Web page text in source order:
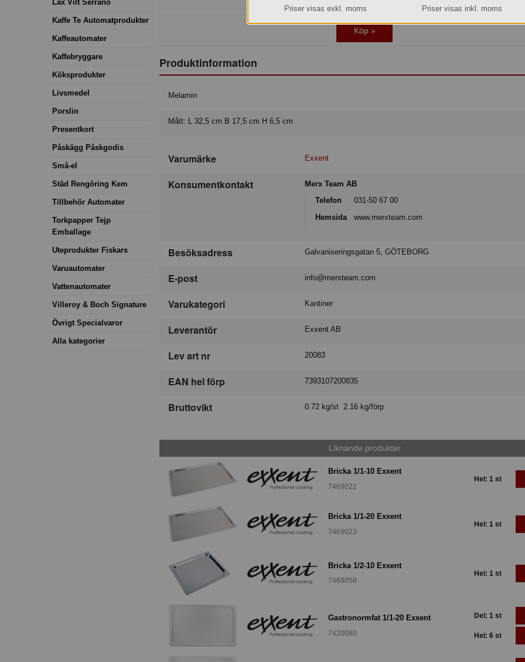
Lax Vilt Serrano
Kaffe Te Automatprodukter
Kaffeautomater
Kaffebryggare
Köksprodukter
Livsmedel
Porslin
Presentkort
Påskägg Påskgodis
Små-el
Städ Rengöring Kem
Tillbehör Automater
Torkpapper Tejp
Emballage
Uteprodukter Fiskars
Varuautomater
Vattenautomater
Villeroy & Boch Signature
Övrigt Specialvaror
Alla kategorier
Transporttid till Dig som kund tillkommer.
Köp »
Produktinformation
Melamin
Mått: L 32,5 cm B 17,5 cm H 6,5 cm
Varumärke Exxent
Konsumentkontakt
Merx Team AB
Telefon
031-50 67 00
Hemsida
www.merxteam.com
Besöksadress Galvaniseringsgatan 5, GÖTEBORG
E-post info@merxteam.com
Varukategori Kantiner
Leverantör Exxent AB
Lev art nr 20083
EAN hel förp 7393107200835
Bruttovikt 0.72 kg/st 2.16 kg/förp
Liknande produkter
Bricka 1/1-10 Exxent
7469022
Hel: 1 st
Bricka 1/1-20 Exxent
7469023
Hel: 1 st
Bricka 1/2-10 Exxent
7469058
Hel: 1 st
Gastronormfat 1/1-20 Exxent
7420080
Del: 1 st
Hel: 6 st
Priser visas exkl. moms Priser visas inkl. moms